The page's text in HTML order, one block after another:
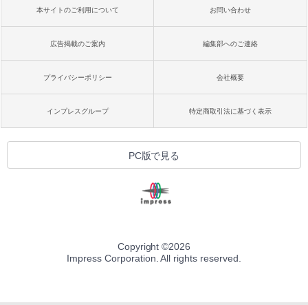
本サイトのご利用について お問い合わせ
広告掲載のご案内 編集部へのご連絡
プライバシーポリシー 会社概要
インプレスグループ 特定商取引法に基づく表示
PC版で見る
Copyright ©2026
Impress Corporation. All rights reserved.